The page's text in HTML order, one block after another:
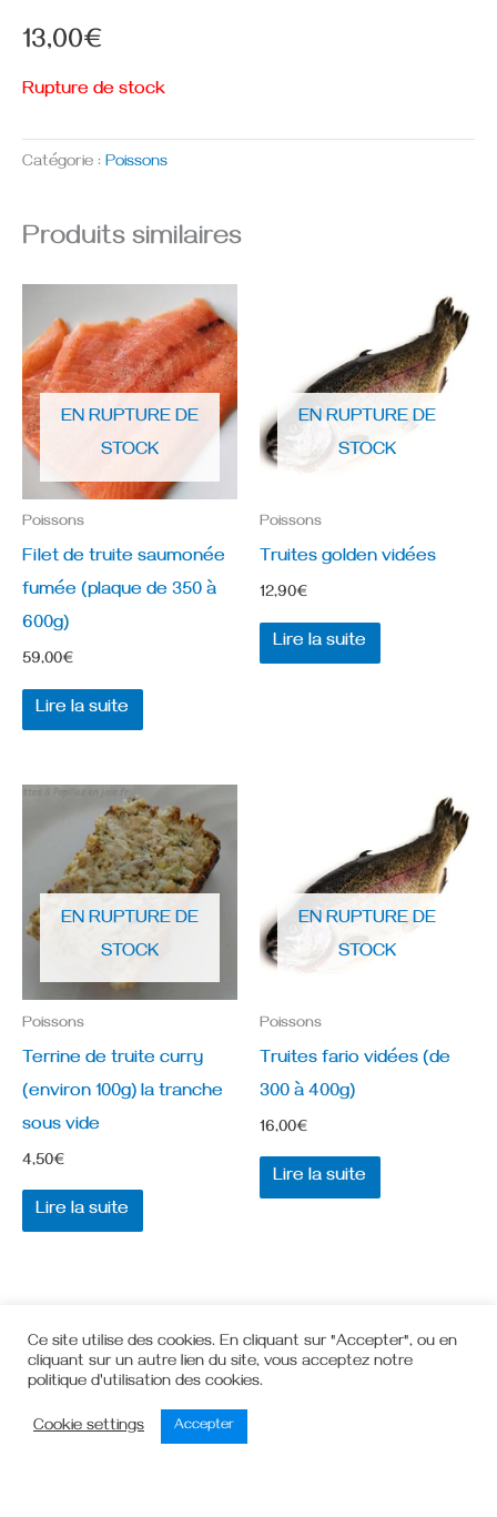
13,00€
Rupture de stock
Catégorie : Poissons
Produits similaires
EN RUPTURE DE
STOCK
Poissons
Filet de truite saumonée
fumée (plaque de 350 à
600g)
59,00€
Lire la suite
EN RUPTURE DE
STOCK
Poissons
Truites golden vidées
12,90€
Lire la suite
EN RUPTURE DE
STOCK
Poissons
Terrine de truite curry
(environ 100g) la tranche
sous vide
4,50€
Lire la suite
EN RUPTURE DE
STOCK
Poissons
Truites fario vidées (de
300 à 400g)
16,00€
Lire la suite
Ce site utilise des cookies. En cliquant sur "Accepter", ou en
cliquant sur un autre lien du site, vous acceptez notre
politique d'utilisation des cookies.
Cookie settings Accepter